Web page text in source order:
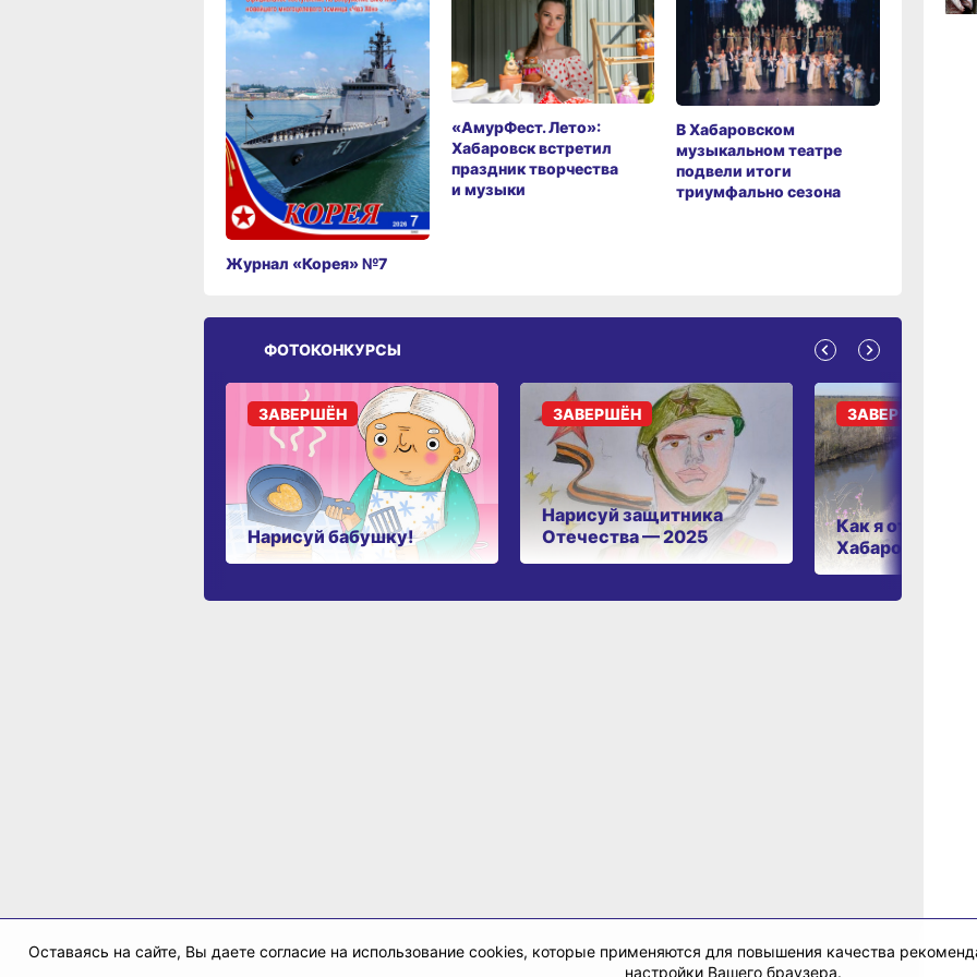
Журнал «Корея» №7
«АмурФест. Лето»:
Хабаровск встретил
праздник творчества
и музыки
В Хабаровском
музыкальном театре
подвели итоги
триумфально сезона
ФОТОКОНКУРСЫ
Нарисуй бабушку!
ЗАВЕРШЁН
Нарисуй защитника
Отечества — 2025
ЗАВЕРШЁН
Как я отдыхаю в
Хабаровском
ЗАВЕРШЁН
Оставаясь на сайте, Вы даете согласие на использование cookies, которые применяются для повышения качества
настройки Вашего браузера.